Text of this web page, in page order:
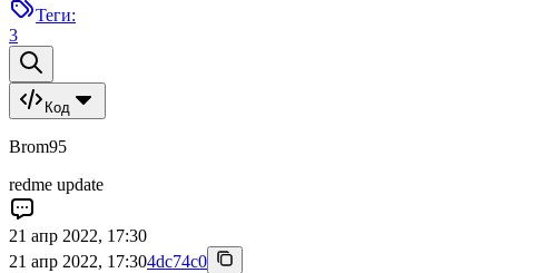
Теги:
3
Код
Brom95
redme update
21 апр 2022, 17:30
21 апр 2022, 17:304dc74c0